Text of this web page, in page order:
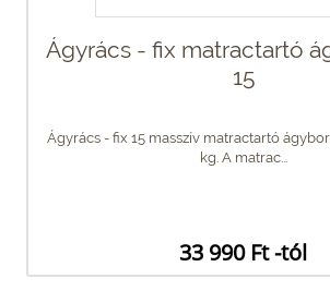
Ágyrács - fix matractartó
15
Ágyrács - fix 15 masszív matractartó
kg. A matrac...
33 990 Ft -tól